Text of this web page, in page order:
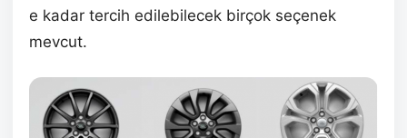
e kadar tercih edilebilecek birçok seçenek
mevcut.